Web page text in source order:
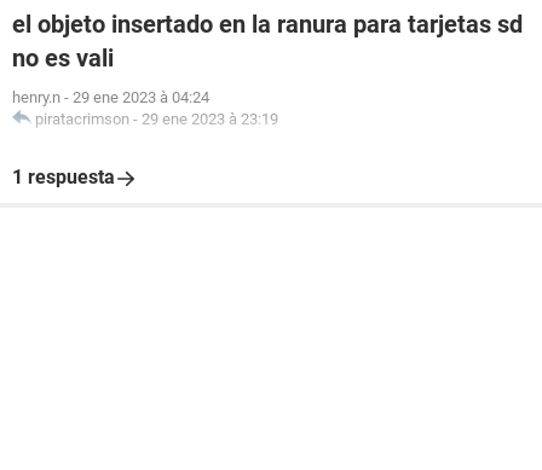
el objeto insertado en la ranura para tarjetas sd
no es vali
henry.n - 29 ene 2023 à 04:24
piratacrimson - 29 ene 2023 à 23:19
1 respuesta